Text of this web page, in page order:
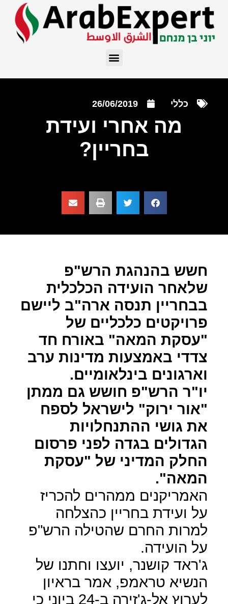
כללי 26/06/2019
מה אחרי ועידת
בחריין?
חשש בהנהגת הרש"פ
שלאחר הועידה הכלכלית
בבחריין תנסה ארה"ב ליישם
פרויקטים כלכליים של
"עסקת המאה" באורח חד
צדדי באמצעות מדינות ערב
וארגונים בינלאומיים.
יו"ר הרש"פ חושש גם ממתן
"אור ירוק" לישראל לספח
את גושי ההתנחלויות
הגדולים בגדה לפני פרסום
החלק המדיני של "עסקת
המאה".
האמריקנים ממהרים להכריז
על ועידת בחריין כהצלחה
למרות החרם שהטילה הרש"פ
על הועידה.
ג'ראד קושנר, יועצו וחתנו של
הנשיא טראמפ, אמר בראיון
לערוץ אל-ג'זירה ב-24 ביוני כי